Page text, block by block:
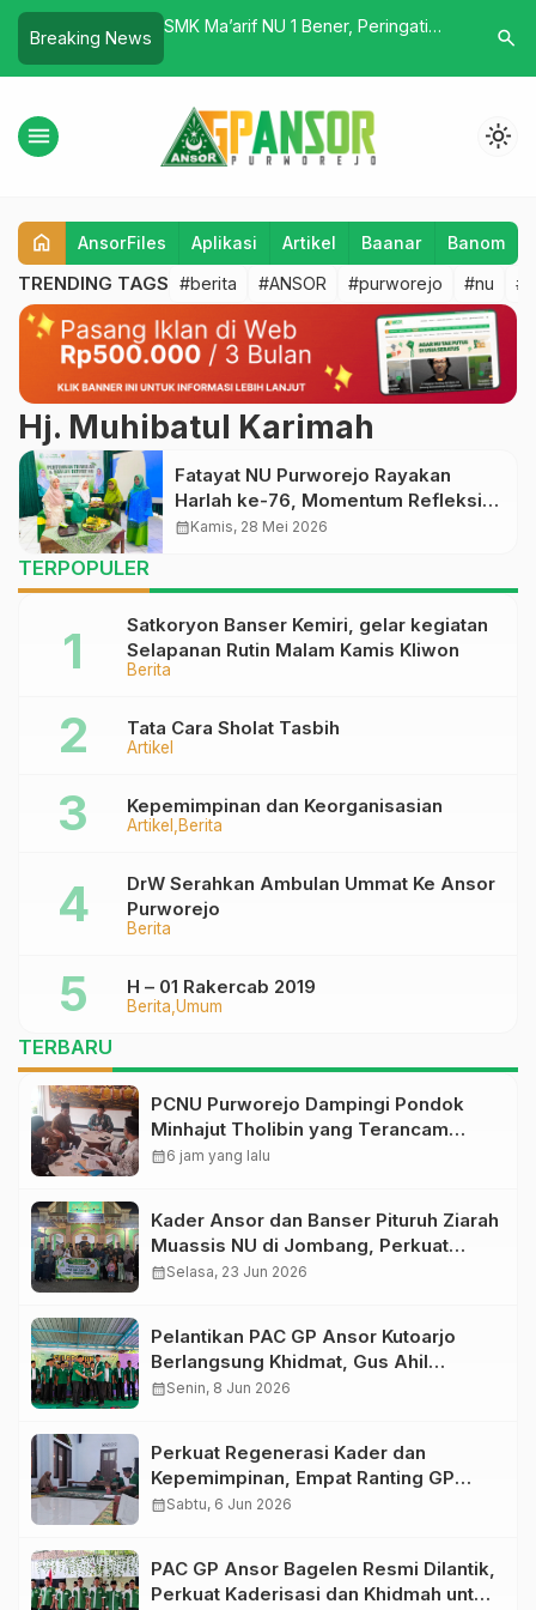
Breaking News
SMK Ma’arif NU 1 Bener, Peringati
Harlah Satu Abad NU Dengan
Upacara Bendera
NU Dan
search
menu light_mode
home AnsorFiles Aplikasi Artikel Baanar Banom
TRENDING TAGS #berita #ANSOR #purworejo #nu
Hj. Muhibatul Karimah
Fatayat NU Purworejo Rayakan
Harlah ke-76, Momentum Refleksi
dan Penguatan Peran Perempuan
calendar_monthKamis, 28 Mei 2026
TERPOPULER
Berita
Satkoryon Banser Kemiri, gelar kegiatan
Selapanan Rutin Malam Kamis Kliwon
Artikel
Tata Cara Sholat Tasbih
Artikel Berita
Kepemimpinan dan Keorganisasian
Berita
DrW Serahkan Ambulan Ummat Ke Ansor
Purworejo
Berita Umum
H – 01 Rakercab 2019
TERBARU
PCNU Purworejo Dampingi Pondok
Minhajut Tholibin yang Terancam
Dieksekusi Pengadilan
calendar_month6 jam yang lalu
Kader Ansor dan Banser Pituruh Ziarah
Muassis NU di Jombang, Perkuat
Spirit Khidmah dan Ke-NU-an
calendar_monthSelasa, 23 Jun 2026
Pelantikan PAC GP Ansor Kutoarjo
Berlangsung Khidmat, Gus Ahil
Ingatkan Ansor Harus Bermanfaat bagi
calendar_monthSenin, 8 Jun 2026
Perkuat Regenerasi Kader dan
Kepemimpinan, Empat Ranting GP
Ansor di Bagelen Gelar Reorganisasi
calendar_monthSabtu, 6 Jun 2026
PAC GP Ansor Bagelen Resmi Dilantik,
Perkuat Kaderisasi dan Khidmah untuk